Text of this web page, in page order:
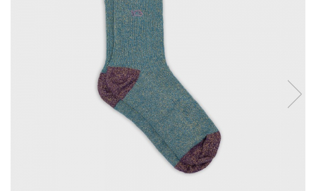
Produse pentru casa
Prosoape bucatarie